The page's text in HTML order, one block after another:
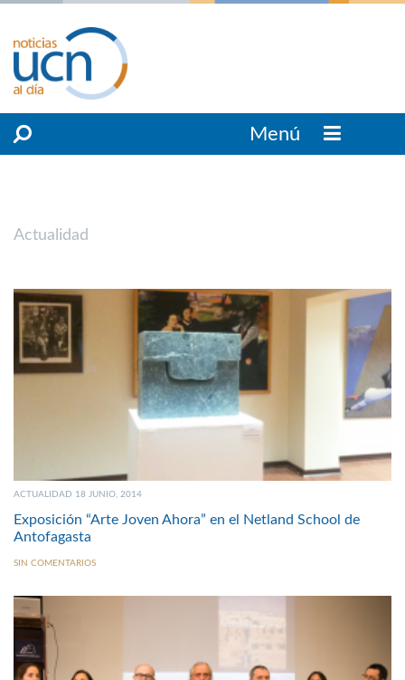
Menú
Actualidad
ACTUALIDAD 18 JUNIO, 2014
Exposición “Arte Joven Ahora” en el Netland School de
Antofagasta
SIN COMENTARIOS